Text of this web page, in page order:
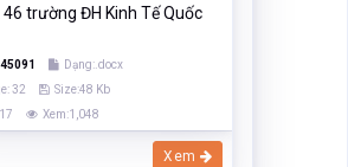
46 trường ĐH Kinh Tế Quốc
45091
Dạng:.docx
32
Size:48 Kb
17
Xem:1,048
Xem